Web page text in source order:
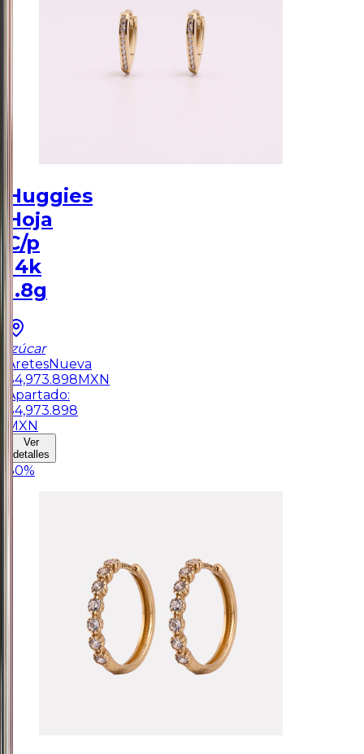
Huggies
Hoja
C/p
14k
1.8g
Izúcar
AretesNueva
$4,973.898MXN
Apartado:
$4,973.898
MXN
Ver
detalles
30%